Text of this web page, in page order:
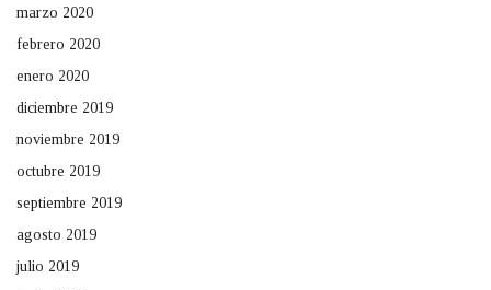
marzo 2020
febrero 2020
enero 2020
diciembre 2019
noviembre 2019
octubre 2019
septiembre 2019
agosto 2019
julio 2019